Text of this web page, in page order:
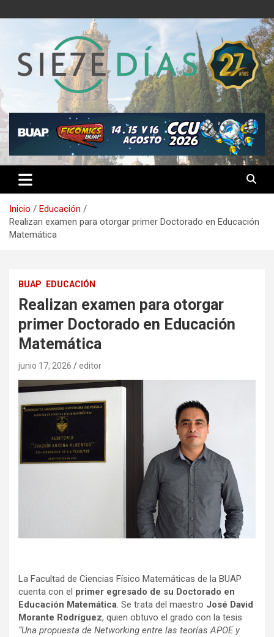
al
Semanario 7 Días
Inicio
Educación
Realizan examen para otorgar primer Doctorado en Educación
Matemática
BUAP EDUCACIÓN
Realizan examen para otorgar
primer Doctorado en Educación
Matemática
junio 17, 2026 editor
La Facultad de Ciencias Físico Matemáticas de la BUAP
cuenta con el primer egresado de su Doctorado en
Educación Matemática. Se trata del maestro José David
Morante Rodríguez, quien obtuvo el grado con la tesis
“Una propuesta de Networking entre las teorías APOE y